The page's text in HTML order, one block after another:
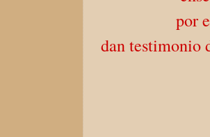
por
dan testimonio